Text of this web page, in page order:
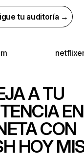
tu auditoría →
A TU
CON
HOY